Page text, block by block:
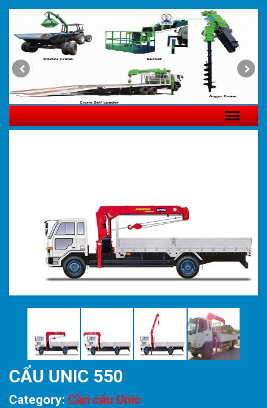
CẨU UNIC 550
Category: Cần cẩu Unic